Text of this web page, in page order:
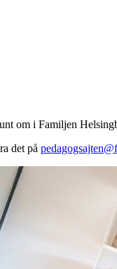
om i Familjen
det på